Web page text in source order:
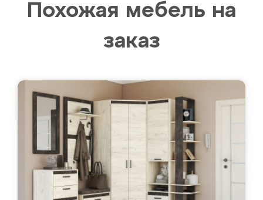
Похожая мебель на
заказ